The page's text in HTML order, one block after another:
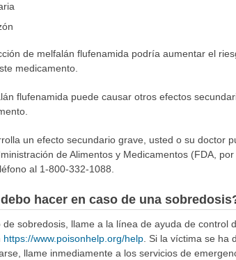
de melfalán flufenamida podría aumentar el
medicamento.
flufenamida puede causar otros efectos
un efecto secundario grave, usted o su doctor
de Alimentos y Medicamentos (FDA,
al 1-800-332-1088.
hacer en caso de una
de sobredosis, llame a la línea de ayuda de
https://www.poisonhelp.org/help. Si la víctima se ha
llame inmediamente a los servicios de